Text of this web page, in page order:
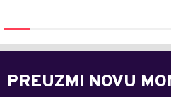
PREUZMI NOVU